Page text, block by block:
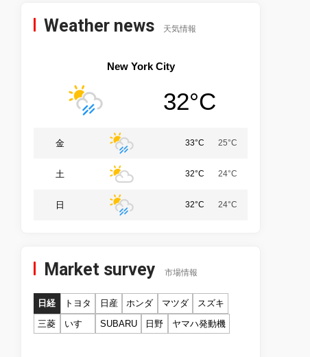
Weather news 天気情報
New York City
32°C
金 33°C 25°C
土 32°C 24°C
日 32°C 24°C
Market survey 市場情報
日経 トヨタ 日産 ホンダ マツダ
スズキ
三菱
いすゞ SUBARU 日野 ヤマハ発動機